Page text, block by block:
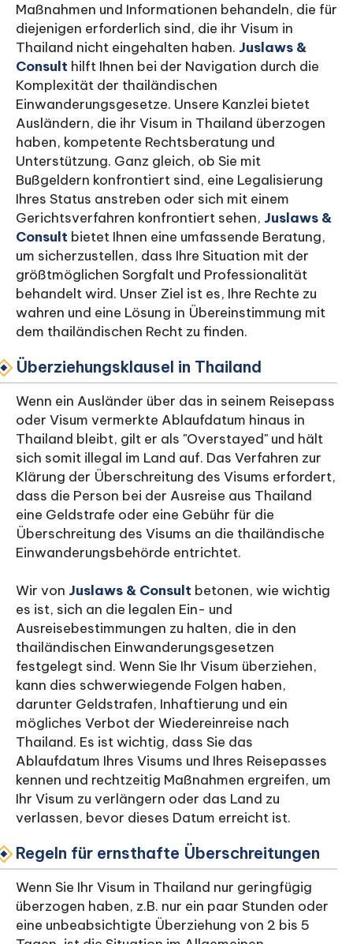
Maßnahmen und Informationen behandeln, die für
diejenigen erforderlich sind, die ihr Visum in
Thailand nicht eingehalten haben. Juslaws &
Consult hilft Ihnen bei der Navigation durch die
Komplexität der thailändischen
Einwanderungsgesetze. Unsere Kanzlei bietet
Ausländern, die ihr Visum in Thailand überzogen
haben, kompetente Rechtsberatung und
Unterstützung. Ganz gleich, ob Sie mit
Bußgeldern konfrontiert sind, eine Legalisierung
Ihres Status anstreben oder sich mit einem
Gerichtsverfahren konfrontiert sehen, Juslaws &
Consult bietet Ihnen eine umfassende Beratung,
um sicherzustellen, dass Ihre Situation mit der
größtmöglichen Sorgfalt und Professionalität
behandelt wird. Unser Ziel ist es, Ihre Rechte zu
wahren und eine Lösung in Übereinstimmung mit
dem thailändischen Recht zu finden.
Überziehungsklausel in Thailand
Wenn ein Ausländer über das in seinem Reisepass
oder Visum vermerkte Ablaufdatum hinaus in
Thailand bleibt, gilt er als "Overstayed" und hält
sich somit illegal im Land auf. Das Verfahren zur
Klärung der Überschreitung des Visums erfordert,
dass die Person bei der Ausreise aus Thailand
eine Geldstrafe oder eine Gebühr für die
Überschreitung des Visums an die thailändische
Einwanderungsbehörde entrichtet.
Wir von Juslaws & Consult betonen, wie wichtig
es ist, sich an die legalen Ein- und
Ausreisebestimmungen zu halten, die in den
thailändischen Einwanderungsgesetzen
festgelegt sind. Wenn Sie Ihr Visum überziehen,
kann dies schwerwiegende Folgen haben,
darunter Geldstrafen, Inhaftierung und ein
mögliches Verbot der Wiedereinreise nach
Thailand. Es ist wichtig, dass Sie das
Ablaufdatum Ihres Visums und Ihres Reisepasses
kennen und rechtzeitig Maßnahmen ergreifen, um
Ihr Visum zu verlängern oder das Land zu
verlassen, bevor dieses Datum erreicht ist.
Regeln für ernsthafte Überschreitungen
Wenn Sie Ihr Visum in Thailand nur geringfügig
überzogen haben, z.B. nur ein paar Stunden oder
eine unbeabsichtigte Überziehung von 2 bis 5